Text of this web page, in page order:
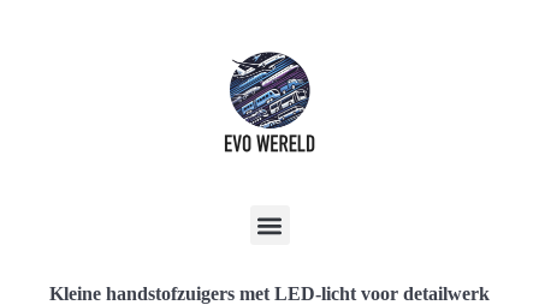
Kleine handstofzuigers met LED-licht voor detailwerk